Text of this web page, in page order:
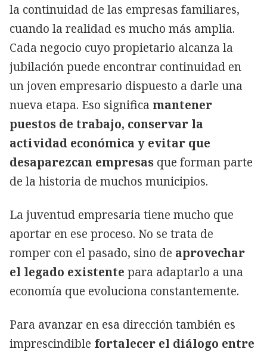
la continuidad de las empresas familiares,
cuando la realidad es mucho más amplia.
Cada negocio cuyo propietario alcanza la
jubilación puede encontrar continuidad en
un joven empresario dispuesto a darle una
nueva etapa. Eso significa mantener
puestos de trabajo, conservar la
actividad económica y evitar que
desaparezcan empresas que forman parte
de la historia de muchos municipios.
La juventud empresaria tiene mucho que
aportar en ese proceso. No se trata de
romper con el pasado, sino de aprovechar
el legado existente para adaptarlo a una
economía que evoluciona constantemente.
Para avanzar en esa dirección también es
imprescindible fortalecer el diálogo entre